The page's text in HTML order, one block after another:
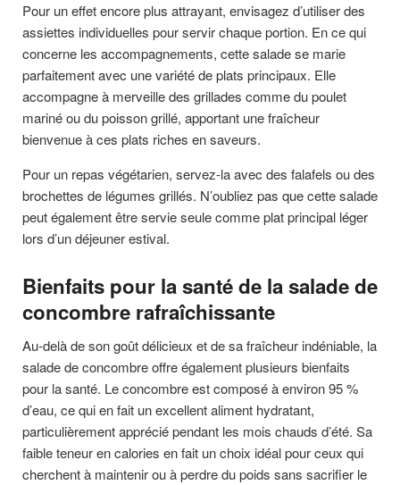
Pour un effet encore plus attrayant, envisagez d’utiliser des
assiettes individuelles pour servir chaque portion. En ce qui
concerne les accompagnements, cette salade se marie
parfaitement avec une variété de plats principaux. Elle
accompagne à merveille des grillades comme du poulet
mariné ou du poisson grillé, apportant une fraîcheur
bienvenue à ces plats riches en saveurs.
Pour un repas végétarien, servez-la avec des falafels ou des
brochettes de légumes grillés. N’oubliez pas que cette salade
peut également être servie seule comme plat principal léger
lors d’un déjeuner estival.
Bienfaits pour la santé de la salade de
concombre rafraîchissante
Au-delà de son goût délicieux et de sa fraîcheur indéniable, la
salade de concombre offre également plusieurs bienfaits
pour la santé. Le concombre est composé à environ 95 %
d’eau, ce qui en fait un excellent aliment hydratant,
particulièrement apprécié pendant les mois chauds d’été. Sa
faible teneur en calories en fait un choix idéal pour ceux qui
cherchent à maintenir ou à perdre du poids sans sacrifier le